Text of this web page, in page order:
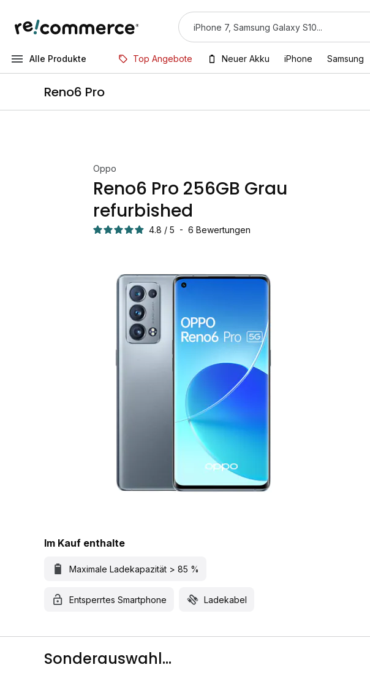
Alle Produkte Top Angebote Neuer Akku iPhone Samsung
Reno6 Pro
Oppo
Reno6 Pro 256GB Grau
refurbished
4.8 / 5 - 6 Bewertungen
Im Kauf enthalte
Maximale Ladekapazität > 85 %
Entsperrtes Smartphone Ladekabel
Sonderauswahl...